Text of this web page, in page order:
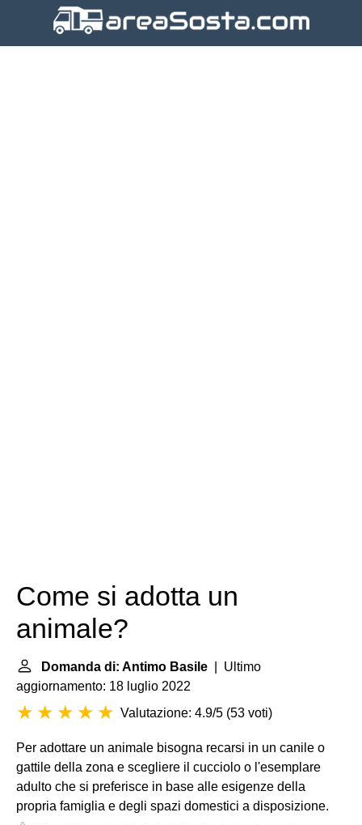
Come si adotta un
animale?
Domanda di: Antimo Basile | Ultimo
aggiornamento: 18 luglio 2022
Valutazione: 4.9/5 (53 voti)
Per adottare un animale bisogna recarsi in un canile o
gattile della zona e scegliere il cucciolo o l'esemplare
adulto che si preferisce in base alle esigenze della
propria famiglia e degli spazi domestici a disposizione.